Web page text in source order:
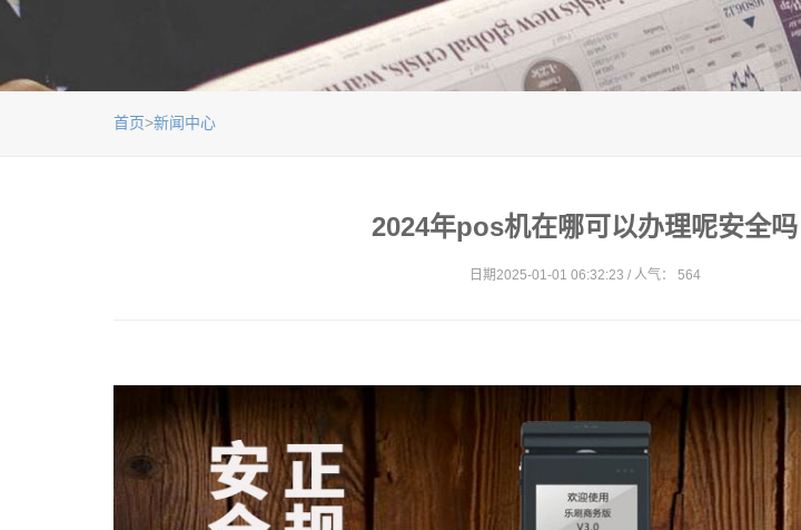
首页>新闻中心
2024年pos机在哪可以办理呢安全吗
日期2025-01-01 06:32:23 / 人气： 564